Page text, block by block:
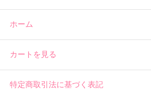
ホーム
カートを見る
特定商取引法に基づく表記